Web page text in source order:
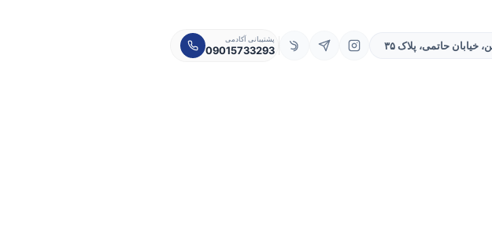
پشتیبانی آکادمی
09015733293